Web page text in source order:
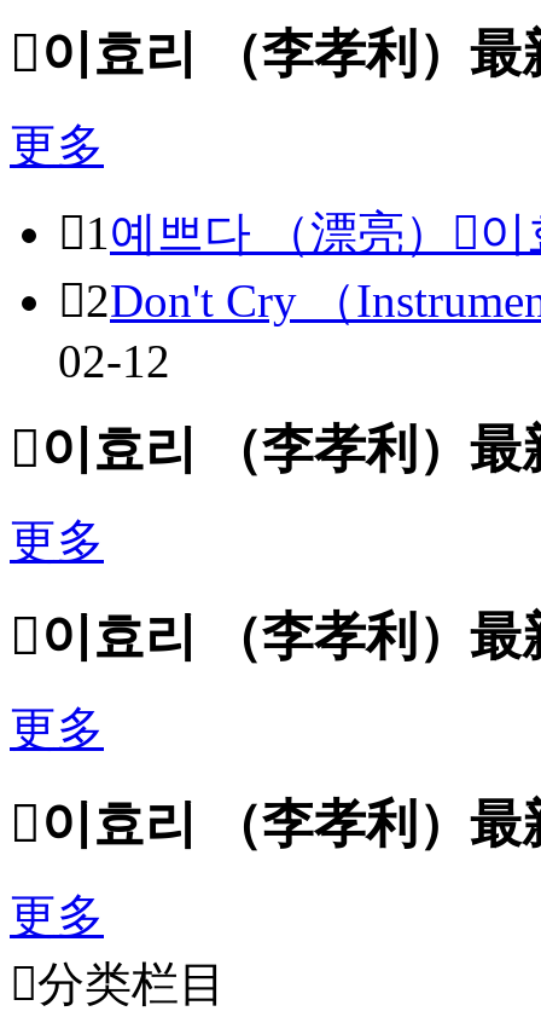
이효리 （李孝利）最
更多
1 예쁘다 （漂亮） 이
2Don't Cry （
02-12
 이효리 （李孝利）最
更多
 이효리 （李孝利）最
更多
 이효리 （李孝利）
更多
分类栏目